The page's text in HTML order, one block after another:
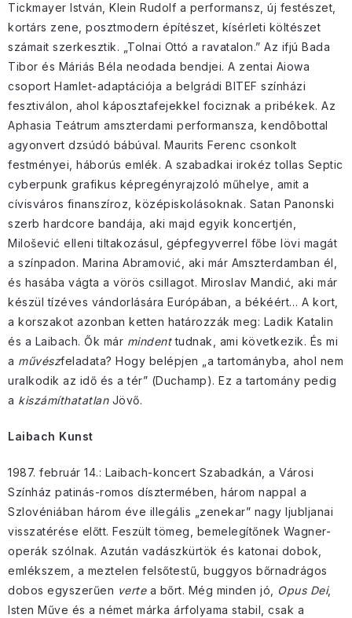
Tickmayer István, Klein Rudolf a performansz, új festészet,
kortárs zene, posztmodern építészet, kísérleti költészet
számait szerkesztik. „Tolnai Ottó a ravatalon.” Az ifjú Bada
Tibor és Máriás Béla neodada bendjei. A zentai Aiowa
csoport Hamlet-adaptációja a belgrádi BITEF színházi
fesztiválon, ahol káposztafejekkel fociznak a pribékek. Az
Aphasia Teátrum amszterdami performansza, kendôbottal
agyonvert dzsúdó bábúval. Maurits Ferenc csonkolt
festményei, háborús emlék. A szabadkai irokéz tollas Septic
cyberpunk grafikus képregényrajzoló műhelye, amit a
cívisváros finanszíroz, középiskolásoknak. Satan Panonski
szerb hardcore bandája, aki majd egyik koncertjén,
Milošević elleni tiltakozásul, gépfegyverrel főbe lövi magát
a színpadon. Marina Abramović, aki már Amszterdamban él,
és hasába vágta a vörös csillagot. Miroslav Mandić, aki már
készül tízéves vándorlására Európában, a békéért… A kort,
a korszakot azonban ketten határozzák meg: Ladik Katalin
és a Laibach. Ők már mindenttudnak, ami következik. És mi
a művészfeladata? Hogy belépjen „a tartományba, ahol nem
uralkodik az idő és a tér” (Duchamp). Ez a tartomány pedig
a kiszámíthatatlanJövő.
Laibach Kunst
1987. február 14.: Laibach-koncert Szabadkán, a Városi
Színház patinás-romos dísztermében, három nappal a
Szlovéniában három éve illegális „zenekar” nagy ljubljanai
visszatérése előtt. Feszült tömeg, bemelegítőnek Wagner-
operák szólnak. Azután vadászkürtök és katonai dobok,
emlékszem, a meztelen felsőtestű, buggyos bőrnadrágos
dobos egyszerűen vertea bőrt. Még minden jó, Opus Dei,
Isten Műve és a német márka árfolyama stabil, csak a